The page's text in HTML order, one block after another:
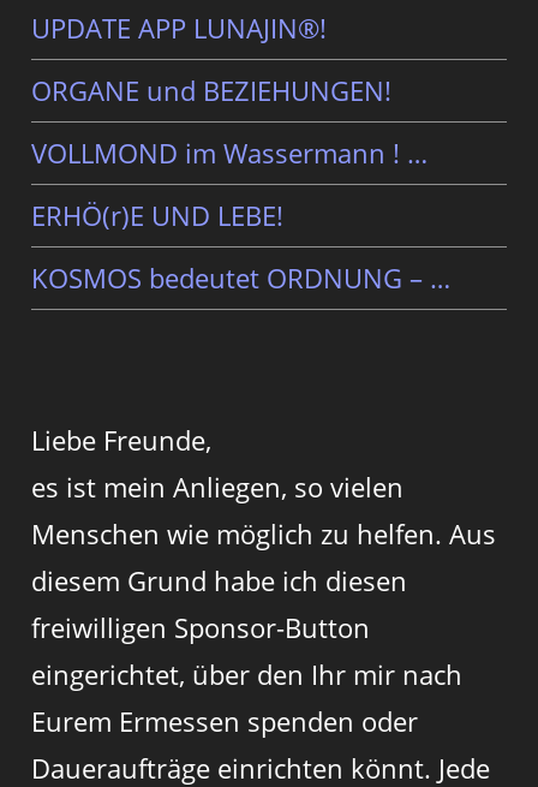
UPDATE APP LUNAJIN®!
ORGANE und BEZIEHUNGEN!
VOLLMOND im Wassermann ! …
ERHÖ(r)E UND LEBE!
KOSMOS bedeutet ORDNUNG – …
Liebe Freunde,
es ist mein Anliegen, so vielen
Menschen wie möglich zu helfen. Aus
diesem Grund habe ich diesen
freiwilligen Sponsor-Button
eingerichtet, über den Ihr mir nach
Eurem Ermessen spenden oder
Daueraufträge einrichten könnt. Jede